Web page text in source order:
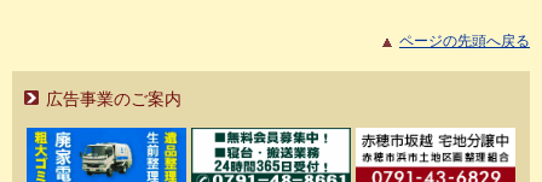
ページの先頭へ戻る
広告事業のご案内